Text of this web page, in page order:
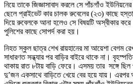
নিয়ে তাকে জিজ্ঞাসাবাদ করলে সে পাঁচগাঁও
ছেলে প্রাইভেট কার চালক রুবেলের (২৩) কাছে
দিয়ে রুবেলকে আনা হলেও সে বিষয়টি অস্বীকার
পুলিশের কাছে সোপর্দ করা হয়।
নিহত স্কুল ছাত্র শেখ রায়হানের মা আয়েশা বেগম
সাধারণত সন্ধ্যার পর বাড়ির বাইরে থাকে না।
থাকায় রাত ৮টায় বাড়ি ফেরে। এসময় তার সঙ্গে ছিল
দু’জন একসাথে বাড়িতে খেয়ে বের হয়ে যায়। এরপর